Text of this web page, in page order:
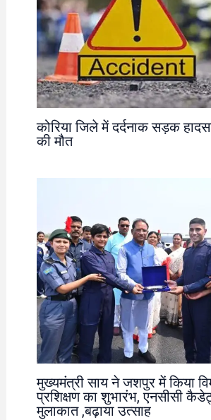
कोरिया जिले में दर्दनाक सड़क
की मौत
मुख्यमंत्री साय ने जशपुर में किया
प्रशिक्षण का शुभारंभ, एनसीसी
मुलाकात ,बढ़ाया उत्साह